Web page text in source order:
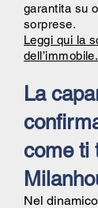
garantita su
sorprese.
Leggi qui la
dell’immobile.
La
come ti
Nel